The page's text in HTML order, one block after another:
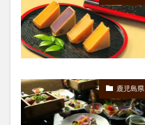
鹿児島県